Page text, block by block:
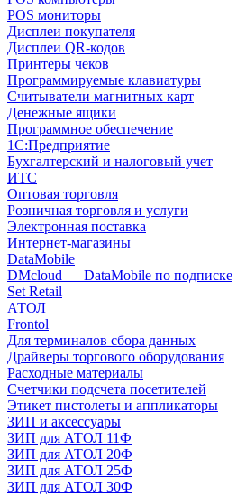
POS мониторы
Дисплеи покупателя
Дисплеи QR-кодов
Принтеры чеков
Программируемые клавиатуры
Считыватели магнитных карт
Денежные ящики
Программное обеспечение
1С:Предприятие
Бухгалтерский и налоговый учет
ИТС
Оптовая торговля
Розничная торговля и услуги
Электронная поставка
Интернет-магазины
DataMobile
DMcloud — DataMobile по подписке
Set Retail
АТОЛ
Frontol
Для терминалов сбора данных
Драйверы торгового оборудования
Расходные материалы
Счетчики подсчета посетителей
Этикет пистолеты и аппликаторы
ЗИП и аксессуары
ЗИП для АТОЛ 11Ф
ЗИП для АТОЛ 20Ф
ЗИП для АТОЛ 25Ф
ЗИП для АТОЛ 30Ф